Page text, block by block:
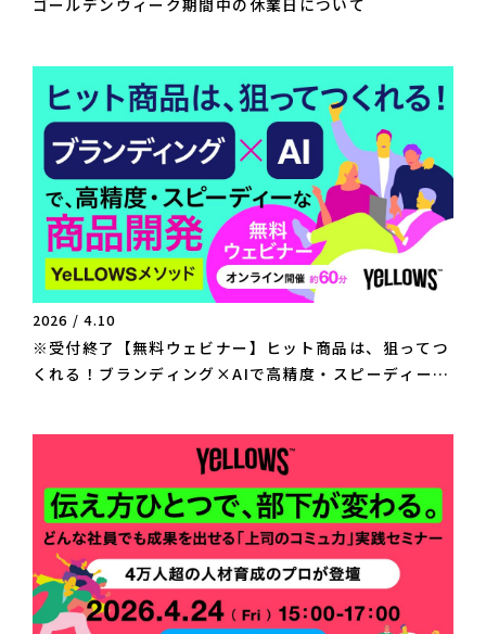
ゴールデンウィーク期間中の休業日について
2026 / 4.10
※受付終了【無料ウェビナー】ヒット商品は、狙ってつ
くれる！ブランディング×AIで高精度・スピーディーな